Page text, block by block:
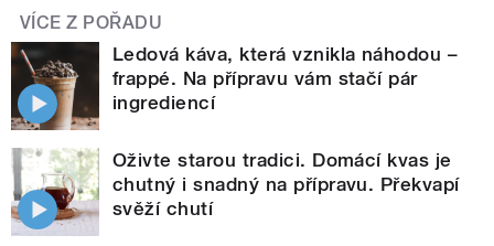
VÍCE Z POŘADU
Ledová káva, která vznikla náhodou –
frappé. Na přípravu vám stačí pár
ingrediencí
Oživte starou tradici. Domácí kvas je
chutný i snadný na přípravu. Překvapí
svěží chutí